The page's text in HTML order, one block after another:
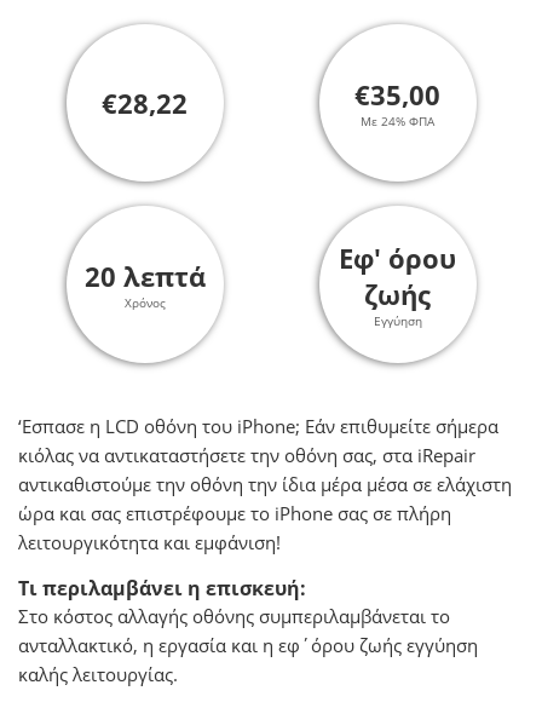
€28,22 €35,00
Με 24% ΦΠΑ
20 λεπτά
Χρόνος
Εφ' όρου
ζωής
Εγγύηση
‘Εσπασε η LCD οθόνη του iPhone; Εάν επιθυμείτε σήμερα
κιόλας να αντικαταστήσετε την οθόνη σας, στα iRepair
αντικαθιστούμε την οθόνη την ίδια μέρα μέσα σε ελάχιστη
ώρα και σας επιστρέφουμε το iPhone σας σε πλήρη
λειτουργικότητα και εμφάνιση!
Τι περιλαμβάνει η επισκευή:
Στο κόστος αλλαγής οθόνης συμπεριλαμβάνεται το
ανταλλακτικό, η εργασία και η εφ΄όρου ζωής εγγύηση
καλής λειτουργίας.